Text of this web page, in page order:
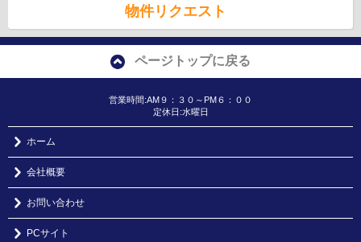
物件リクエスト
ページトップに戻る
営業時間:AM９：３０～PM６：００
定休日:水曜日
ホーム
会社概要
お問い合わせ
PCサイト